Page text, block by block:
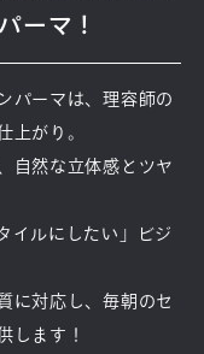
ーマ！
パーマは、理容師の
上がり。
自然な立体感とツヤ
イルにしたい」ビジ
に対応し、毎朝のセ
します！